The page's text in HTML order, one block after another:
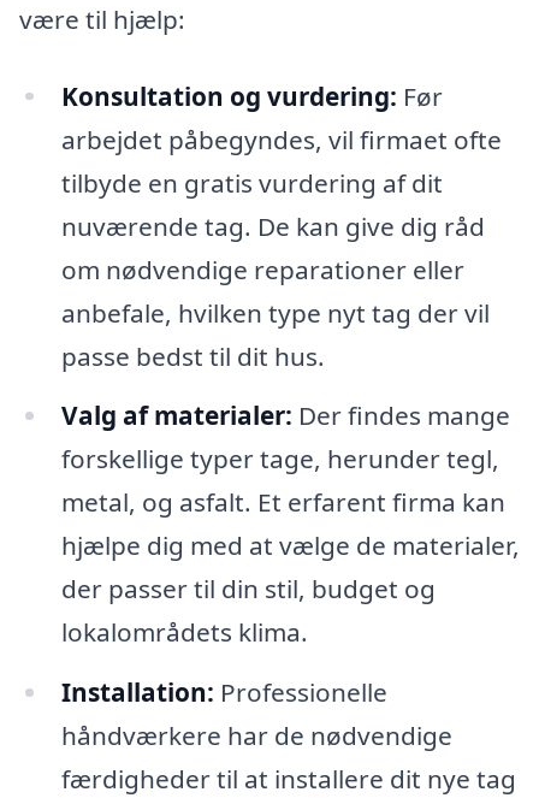
være til hjælp:
Konsultation og vurdering: Før
arbejdet påbegyndes, vil firmaet ofte
tilbyde en gratis vurdering af dit
nuværende tag. De kan give dig råd
om nødvendige reparationer eller
anbefale, hvilken type nyt tag der vil
passe bedst til dit hus.
Valg af materialer: Der findes mange
forskellige typer tage, herunder tegl,
metal, og asfalt. Et erfarent firma kan
hjælpe dig med at vælge de materialer,
der passer til din stil, budget og
lokalområdets klima.
Installation: Professionelle
håndværkere har de nødvendige
færdigheder til at installere dit nye tag